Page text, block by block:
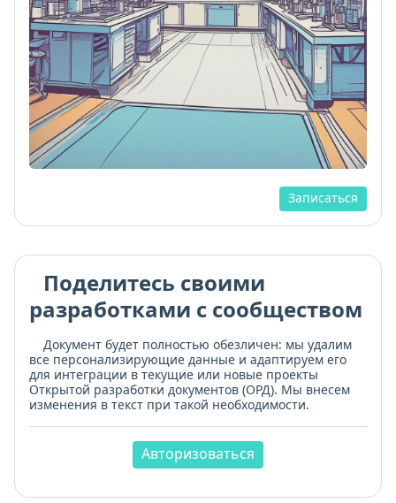
Записаться
Поделитесь своими
разработками с сообществом
Документ будет полностью обезличен: мы удалим
все персонализирующие данные и адаптируем его
для интеграции в текущие или новые проекты
Открытой разработки документов (ОРД). Мы внесем
изменения в текст при такой необходимости.
Авторизоваться